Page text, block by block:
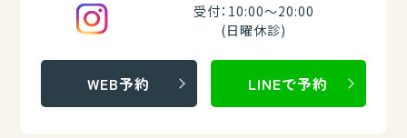
受付：10:00～20:00
(日曜休診)
WEB予約 LINEで予約